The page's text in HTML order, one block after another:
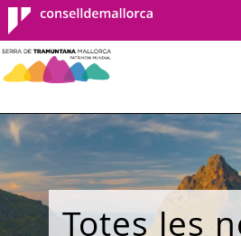
Consell de
Mallorca
Totes les